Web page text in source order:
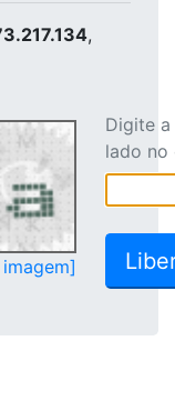
,
Digite
lado no